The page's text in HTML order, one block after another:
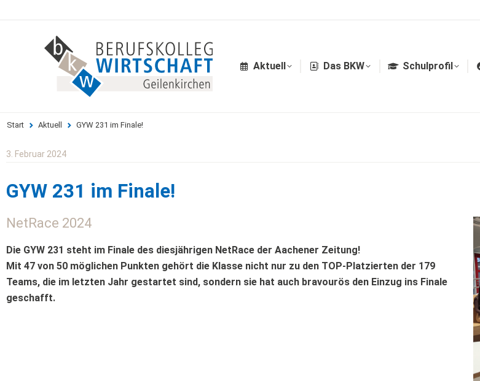
Aktuell Das BKW Schulprofil
Sie befinden sich hier:
Start Aktuell GYW 231 im Finale!
3. Februar 2024
GYW 231 im Finale!
NetRace 2024
Die GYW 231 steht im Finale des diesjährigen NetRace der Aachener Zeitung!
Mit 47 von 50 möglichen Punkten gehört die Klasse nicht nur zu den TOP-Platzierten der 179
Teams, die im letzten Jahr gestartet sind, sondern sie hat auch bravourös den Einzug ins Finale
geschafft.